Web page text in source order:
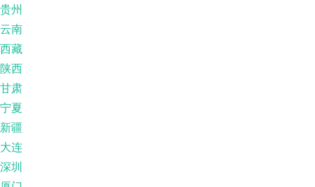
贵州
云南
西藏
陕西
甘肃
宁夏
新疆
大连
深圳